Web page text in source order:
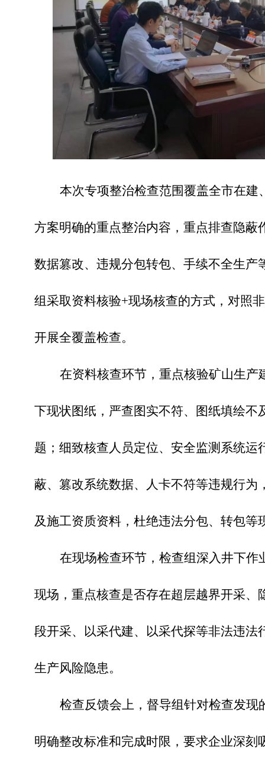
本次专项整治检查范围覆盖全市在建
方案明确的重点整治内容，重点排查隐蔽
数据篡改、违规分包转包、手续不全生产
组采取资料核验+现场核查的方式，对照
开展全覆盖检查。
在资料核查环节，重点核验矿山生产
下现状图纸，严查图实不符、图纸填绘不
题；细致核查人员定位、安全监测系统运
蔽、篡改系统数据、人卡不符等违规行为
及施工资质资料，杜绝违法分包、转包等
在现场检查环节，检查组深入井下作
现场，重点核查是否存在超层越界开采、
段开采、以采代建、以采代探等非法违法
生产风险隐患。
检查反馈会上，督导组针对检查发现
明确整改标准和完成时限，要求企业深刻